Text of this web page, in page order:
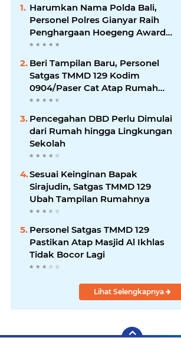
Harumkan Nama Polda Bali,
Personel Polres Gianyar Raih
Penghargaan Hoegeng Awards
2026
Beri Tampilan Baru, Personel
Satgas TMMD 129 Kodim
0904/Paser Cat Atap Rumah
Marbot
Pencegahan DBD Perlu Dimulai
dari Rumah hingga Lingkungan
Sekolah
Sesuai Keinginan Bapak
Sirajudin, Satgas TMMD 129
Ubah Tampilan Rumahnya
Personel Satgas TMMD 129
Pastikan Atap Masjid Al Ikhlas
Tidak Bocor Lagi
Lihat Selengkapnya